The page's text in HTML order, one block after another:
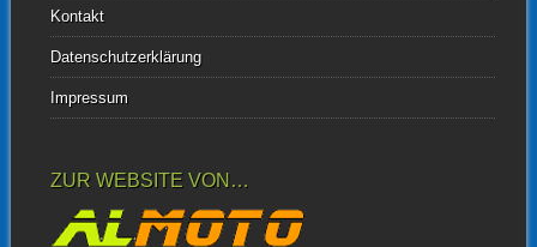
Kontakt
Datenschutzerklärung
Impressum
ZUR WEBSITE VON…